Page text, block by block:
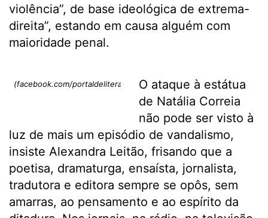
violência”, de base ideológica de extrema-
direita”, estando em causa alguém com
maioridade penal.
(facebook.com/portaldeliteratura)O ataque à estátua
de Natália Correia
não pode ser visto à
luz de mais um episódio de vandalismo,
insiste Alexandra Leitão, frisando que a
poetisa, dramaturga, ensaísta, jornalista,
tradutora e editora sempre se opôs, sem
amarras, ao pensamento e ao espírito da